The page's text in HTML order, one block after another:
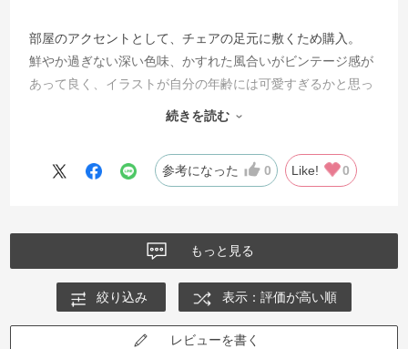
部屋のアクセントとして、チェアの足元に敷くため購入。
鮮やか過ぎない深い色味、かすれた風合いがビンテージ感が
あって良く、イラストが自分の年齢には可愛すぎるかと思っ
たが、遊び心があって今は気に入っている。裏面に滑り止め
続きを読む
参考になった 0 Like! 0
もっと見る
絞り込み 表示：評価が高い順
レビューを書く